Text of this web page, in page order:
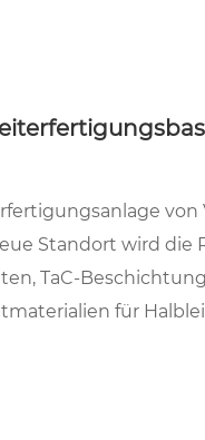
von
Standort wird die
TaC-
für